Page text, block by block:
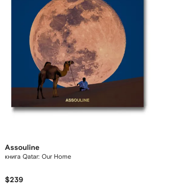
Assouline
книга Qatar: Our Home
$239